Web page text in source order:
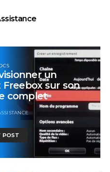
un
sur son
complet
POST